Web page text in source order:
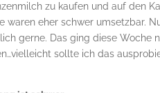
zu kaufen und auf den
waren eher schwer umsetzbar.
gerne. Das ging diese Woche
sollte ich das